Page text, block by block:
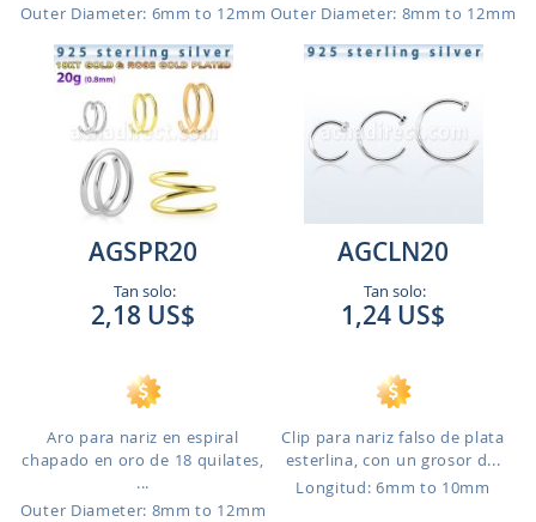
Outer Diameter: 6mm to 12mm Outer Diameter: 8mm to 12mm
AGSPR20
Tan solo:
2,18 US$
Aro para nariz en espiral
chapado en oro de 18 quilates,
...
Outer Diameter: 8mm to 12mm
AGCLN20
Tan solo:
1,24 US$
Clip para nariz falso de plata
esterlina, con un grosor d...
Longitud: 6mm to 10mm